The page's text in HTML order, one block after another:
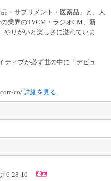
・サプリメント・医薬品」と、人
業界のTVCM・ラジオCM、新
やりがいと楽しさに溢れていま
ティブが必ず世の中に「デビュ
co/ 詳細を見る
井6-28-10